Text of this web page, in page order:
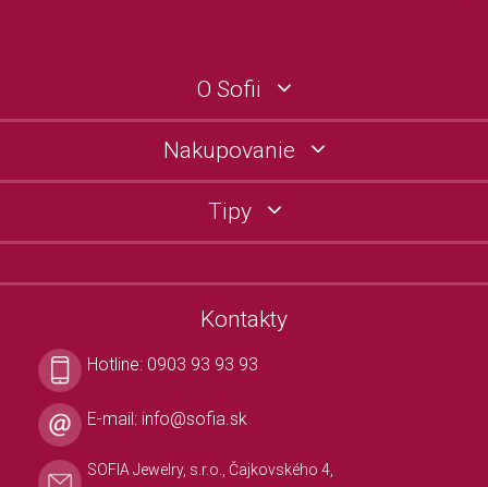
O Sofii
Nakupovanie
Tipy
Kontakty
Hotline: 0903 93 93 93
E-mail: info@sofia.sk
SOFIA Jewelry, s.r.o., Čajkovského 4,